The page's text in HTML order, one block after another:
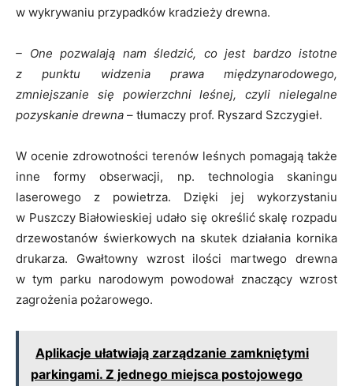
w wykrywaniu przypadków kradzieży drewna.
– One pozwalają nam śledzić, co jest bardzo istotne
z punktu widzenia prawa międzynarodowego,
zmniejszanie się powierzchni leśnej, czyli nielegalne
pozyskanie drewna – tłumaczy prof. Ryszard Szczygieł.
W ocenie zdrowotności terenów leśnych pomagają także
inne formy obserwacji, np. technologia skaningu
laserowego z powietrza. Dzięki jej wykorzystaniu
w Puszczy Białowieskiej udało się określić skalę rozpadu
drzewostanów świerkowych na skutek działania kornika
drukarza. Gwałtowny wzrost ilości martwego drewna
w tym parku narodowym powodował znaczący wzrost
zagrożenia pożarowego.
Aplikacje ułatwiają zarządzanie zamkniętymi
parkingami. Z jednego miejsca postojowego